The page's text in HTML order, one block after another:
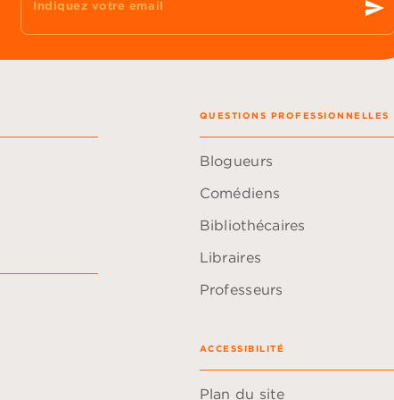
Indiquez votre email send
QUESTIONS PROFESSIONNELLES
Blogueurs
Comédiens
Bibliothécaires
Libraires
Professeurs
ACCESSIBILITÉ
Plan du site